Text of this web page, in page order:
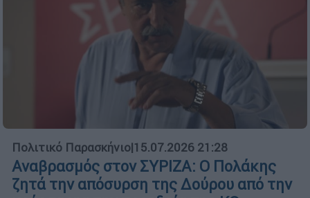
Πολιτικό Παρασκήνιο|15.07.2026 21:28
Αναβρασμός στον ΣΥΡΙΖΑ: Ο Πολάκης
ζητά την απόσυρση της Δούρου από την